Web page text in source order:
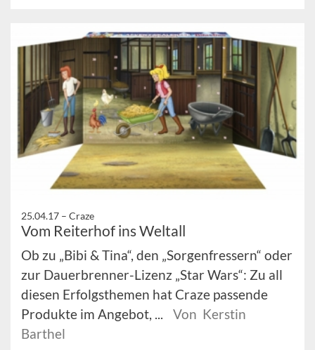
25.04.17 – Craze
Vom Reiterhof ins Weltall
Ob zu „Bibi & Tina“, den „Sorgenfressern“ oder
zur Dauerbrenner-Lizenz „Star Wars“: Zu all
diesen Erfolgsthemen hat Craze passende
Produkte im Angebot, ...
Von Kerstin
Barthel